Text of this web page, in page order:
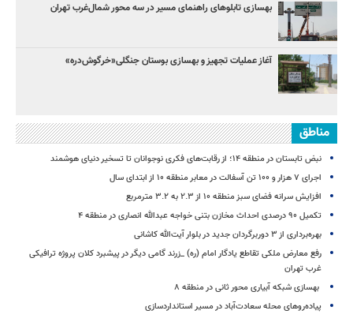
بهسازی تابلوهای راهنمای مسیر در سه محور شمال‌غرب تهران
آغاز عملیات تجهیز و بهسازی بوستان جنگلی«خرگوش‌دره»
مناطق
نبض تابستان در منطقه ۱۴؛ از رقابت‌های فکری نوجوانان تا تسخیر دنیای هوشمند
اجرای ۷ هزار و ۱۰۰ تن آسفالت در معابر منطقه ۱۰ از ابتدای سال
افزایش سرانه فضای سبز منطقه ۱۰ از ۲.۳ به ۳.۲ مترمربع
تکمیل ۹۰ درصدی احداث مخازن بتنی خواجه عبدالله انصاری در منطقه ۴
بهره‌برداری از ۳ دوربرگردان جدید در بلوار آیت‌الله کاشانی
رفع معارض ملکی تقاطع یادگار امام (ره) _زرند گامی دیگر در پیشبرد کلان پروژه‌ ترافیکی
غرب تهران
بهسازی شبکه آبیاری محور ثانی در منطقه ۸
پیاده‌روهای محله سعادت‌آباد در مسیر استانداردسازی